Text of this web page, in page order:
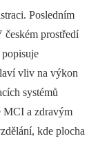
Posledním
českém prostředí
vliv na výkon
systémů
MCI a zdravým
kde plocha